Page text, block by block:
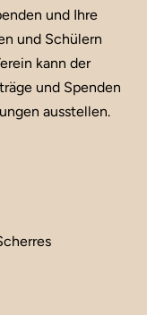
und Ihre
und Schülern
kann der
und Spenden
ausstellen.